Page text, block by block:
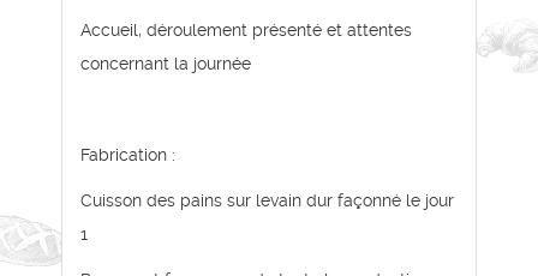
Accueil, déroulement présenté et attentes
concernant la journée
Fabrication :
Cuisson des pains sur levain dur façonné le jour
1